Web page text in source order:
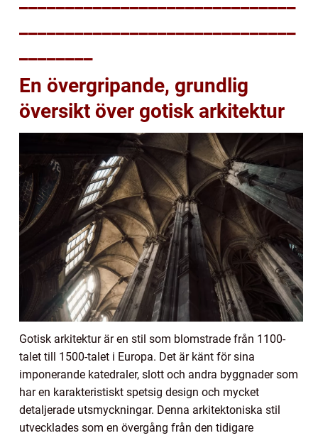
En övergripande, grundlig
översikt över gotisk arkitektur
Gotisk arkitektur är en stil som blomstrade från 1100-
talet till 1500-talet i Europa. Det är känt för sina
imponerande katedraler, slott och andra byggnader som
har en karakteristiskt spetsig design och mycket
detaljerade utsmyckningar. Denna arkitektoniska stil
utvecklades som en övergång från den tidigare